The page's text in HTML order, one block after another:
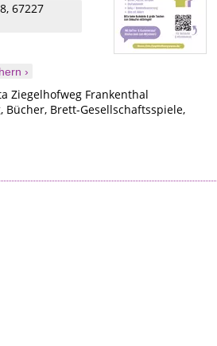
,67227
›
Ziegelhofweg Frankenthal
Bücher, Brett-Gesellschaftsspiele,